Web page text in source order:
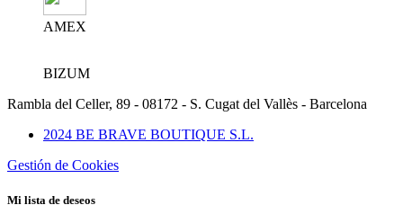
AMEX
BIZUM
Rambla del Celler, 89 - 08172 - S. Cugat del Vallès - Barcelona
2024 BE BRAVE BOUTIQUE S.L.
Gestión de Cookies
Mi lista de deseos